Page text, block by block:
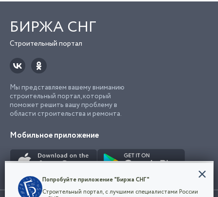
БИРЖА СНГ
Строительный портал
Мы представляем вашему вниманию
строительный портал, который
поможет решить вашу проблему в
области строительства и ремонта.
Мобильное приложение
Конфиденциальность
Мы используем файлы cookie, чтобы сделать
Попробуйте приложение "Биржа СНГ"
Строительный портал, с лучшими специалистами России